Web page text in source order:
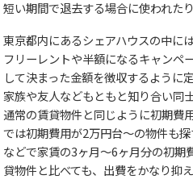
短い期間で退去する場合に使われた
東京都内にあるシェアハウスの中に
フリーレントや半額になるキャンペ
して決まった金額を徴収するように
家族や友人などもともと知り合い同
通常の賃貸物件と同じように初期費
では初期費用が2万円台～の物件も
などで家賃の3ヶ月～6ヶ月分の初期
貸物件と比べても、出費をかなり抑